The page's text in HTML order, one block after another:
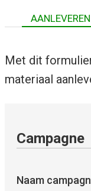
AANLEVEREN
Met dit
materiaal
Campagne
Naam